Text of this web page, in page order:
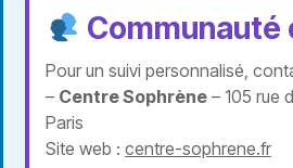
Communauté
Pour un suivi personnalisé,
– Centre Sophrène – 105 rue
Paris
Site web : centre-sophrene.fr